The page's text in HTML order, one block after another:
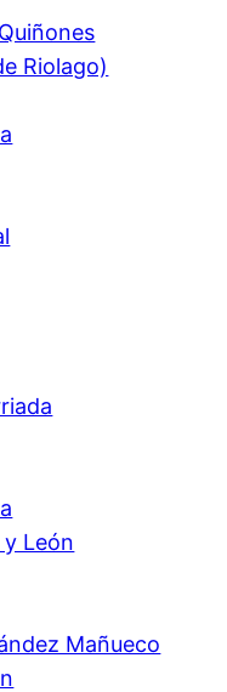
Riolago)
León
Mañueco